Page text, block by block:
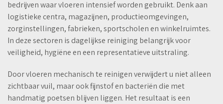
bedrijven waar vloeren intensief worden gebruikt. Denk aan
logistieke centra, magazijnen, productieomgevingen,
zorginstellingen, fabrieken, sportscholen en winkelruimtes.
In deze sectoren is dagelijkse reiniging belangrijk voor
veiligheid, hygiëne en een representatieve uitstraling.
Door vloeren mechanisch te reinigen verwijdert u niet alleen
zichtbaar vuil, maar ook fijnstof en bacteriën die met
handmatig poetsen blijven liggen. Het resultaat is een